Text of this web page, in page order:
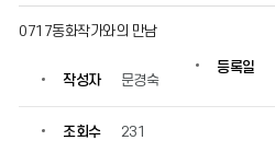
0717동화작가와의 만남
작성자 문경숙
등록일
조회수 231